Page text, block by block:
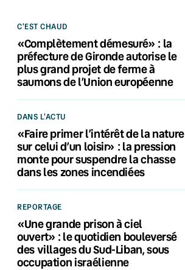
C'EST CHAUD
«Complètement démesuré» : la
préfecture de Gironde autorise le
plus grand projet de ferme à
saumons de l’Union européenne
DANS L'ACTU
«Faire primer l’intérêt de la nature
sur celui d’un loisir» : la pression
monte pour suspendre la chasse
dans les zones incendiées
REPORTAGE
«Une grande prison à ciel
ouvert» : le quotidien bouleversé
des villages du Sud-Liban, sous
occupation israélienne